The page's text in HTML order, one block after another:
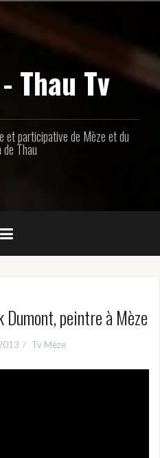
Thau Tv
et participative de Mèze et du
de Thau
peintre à Mèze
Tv Mèze